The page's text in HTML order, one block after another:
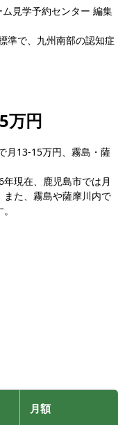
ム見学予約センター 編集
準で、九州南部の認知症
万円
月13-15万円、霧島・薩
現在、鹿児島市では月
た、霧島や薩摩川内で
月額